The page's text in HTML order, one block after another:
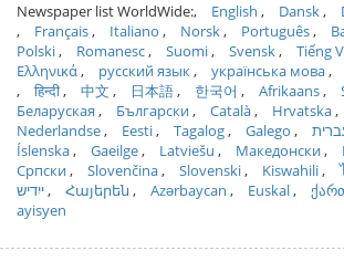
Newspaper list WorldWide: English Dansk
Français
Italiano Norsk Português
Polski
Romanesc Suomi Svensk Tiếng
Ελληνικά
русский язык українська мова
हिन्दी
中文 日本語 한국어 Afrikaans
Беларуская
Български Català Hrvatska
Nederlandse
Eesti Tagalog Galego
Íslenska
Gaeilge Latviešu Македонски
Српски
Slovenčina Slovenski Kiswahili
ייִדיש
Հայերեն Azərbaycan Euskal
ayisyen